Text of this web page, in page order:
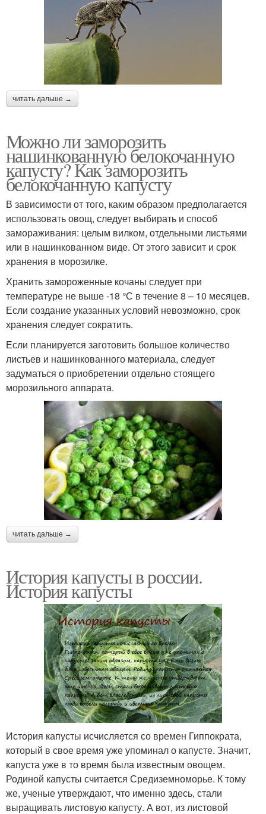
читать дальше →
Можно ли заморозить
нашинкованную белокочанную
капусту? Как заморозить
белокочанную капусту
В зависимости от того, каким образом предполагается
использовать овощ, следует выбирать и способ
замораживания: целым вилком, отдельными листьями
или в нашинкованном виде. От этого зависит и срок
хранения в морозилке.
Хранить замороженные кочаны следует при
температуре не выше -18 °С в течение 8 – 10 месяцев.
Если создание указанных условий невозможно, срок
хранения следует сократить.
Если планируется заготовить большое количество
листьев и нашинкованного материала, следует
задуматься о приобретении отдельно стоящего
морозильного аппарата.
читать дальше →
История капусты в россии.
История капусты
История капусты исчисляется со времен Гиппократа,
который в свое время уже упоминал о капусте. Значит,
капуста уже в то время была известным овощем.
Родиной капусты считается Средиземноморье. К тому
же, ученые утверждают, что именно здесь, стали
выращивать листовую капусту. А вот, из листовой